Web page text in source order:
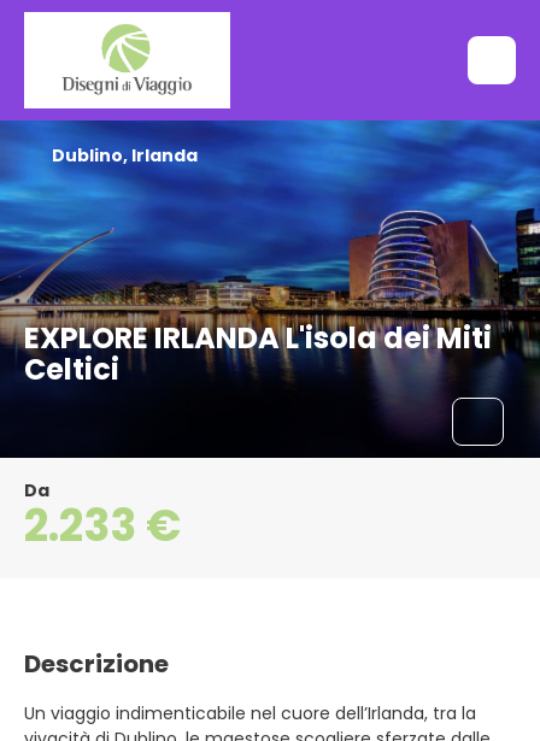
EXPLORE IRLANDA L'isola dei Miti
Celtici
Dublino, Irlanda
Da
2.233 €
Descrizione
Un viaggio indimenticabile nel cuore dell’Irlanda, tra la